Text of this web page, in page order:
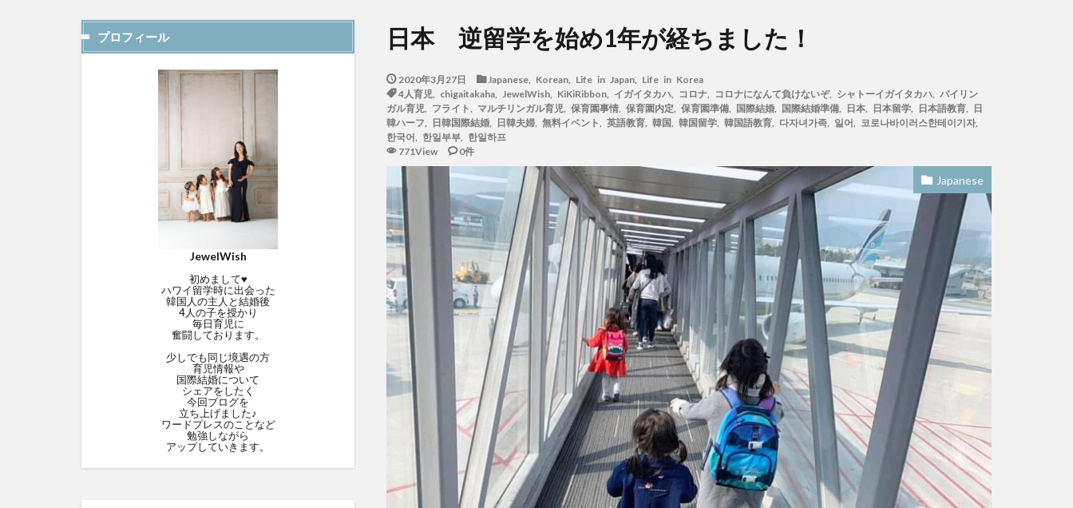
日本 逆留学を始め1年が経ちました！
2020年3月27日 Japanese Korean Life in Japan
Life in Korea
4人育児
chigaitakaha, JewelWish, KiKiRibbon, イガイタカハ, コロナ, コロナになんて負けないぞ, シャトーイガイタカハ,
バイリン
ガル育児
フライト マルチリンガル育児 保育園事情 保育園内定 保育園準備 国際結婚 国際結婚準備 日本 日本留学 日本語教育
日
韓ハーフ
日韓国際結婚 日韓夫婦 無料イベント 英語教育 韓国 韓国留学 韓国語教育 다자녀가족 일어 코로나바이러스한테이기자
한국어
한일부부
한일하프
771View
0件
Japanese
プロフィール
JewelWish
初めまして♥
ハワイ留学時に出会った
韓国人の主人と結婚後
4人の子を授かり
毎日育児に
奮闘しております。
少しでも同じ境遇の方
育児情報や
国際結婚について
シェアをしたく
今回ブログを
立ち上げました♪
ワードプレスのことなど
勉強しながら
アップしていきます。